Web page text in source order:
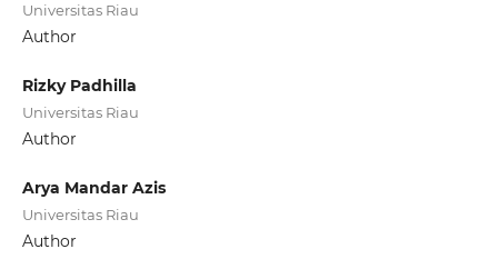
Universitas Riau
Author
Rizky Padhilla
Universitas Riau
Author
Arya Mandar Azis
Universitas Riau
Author